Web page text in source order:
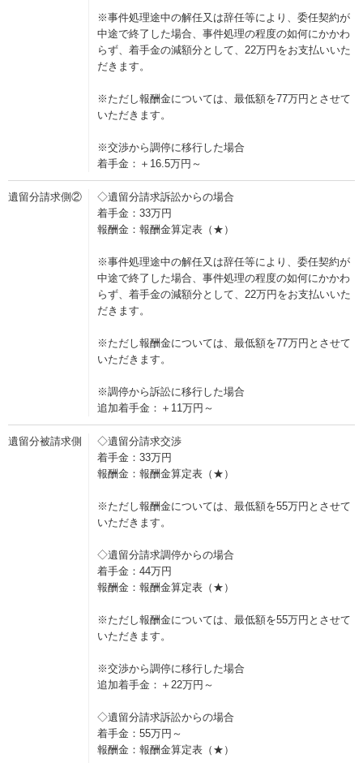
※事件処理途中の解任又は辞任等により、委任契約が
中途で終了した場合、事件処理の程度の如何にかかわ
らず、着手金の減額分として、22万円をお支払いいた
だきます。
※ただし報酬金については、最低額を77万円とさせて
いただきます。
※交渉から調停に移行した場合
着手金：＋16.5万円～
遺留分請求側②
◇遺留分請求訴訟からの場合
着手金：33万円
報酬金：報酬金算定表（★）
※事件処理途中の解任又は辞任等により、委任契約が
中途で終了した場合、事件処理の程度の如何にかかわ
らず、着手金の減額分として、22万円をお支払いいた
だきます。
※ただし報酬金については、最低額を77万円とさせて
いただきます。
※調停から訴訟に移行した場合
追加着手金：＋11万円～
遺留分被請求側
◇遺留分請求交渉
着手金：33万円
報酬金：報酬金算定表（★）
※ただし報酬金については、最低額を55万円とさせて
いただきます。
◇遺留分請求調停からの場合
着手金：44万円
報酬金：報酬金算定表（★）
※ただし報酬金については、最低額を55万円とさせて
いただきます。
※交渉から調停に移行した場合
追加着手金：＋22万円～
◇遺留分請求訴訟からの場合
着手金：55万円～
報酬金：報酬金算定表（★）